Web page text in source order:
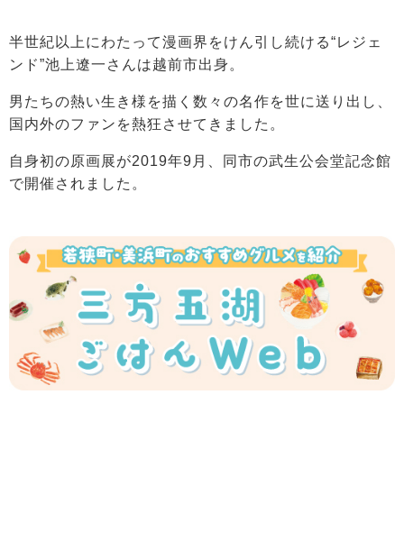
半世紀以上にわたって漫画界をけん引し続ける“レジェ
ンド”池上遼一さんは越前市出身。
男たちの熱い生き様を描く数々の名作を世に送り出し、
国内外のファンを熱狂させてきました。
自身初の原画展が2019年9月、同市の武生公会堂記念館
で開催されました。